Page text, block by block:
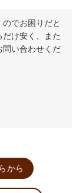
でお困りだと
け安く、また
い合わせくだ
から